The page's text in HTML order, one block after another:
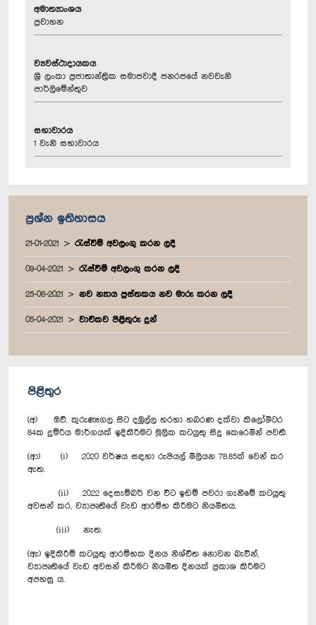
අමාත්‍යාංශය
ප්‍රවාහන
ව්‍යවස්ථාදායකය
ශ්‍රී ලංකා ප්‍රජාතාන්ත්‍රික සමාජවාදී ජනරජයේ නවවැනි
පාර්ලිමේන්තුව
සභාවාරය
1 වැනි සභාවාරය
ප්‍රශ්න ඉතිහාසය
21-01-2021 රැස්වීම් අවලංගු කරන ලදී
09-04-2021 රැස්වීම් අවලංගු කරන ලදී
25-06-2021 නව න්‍යාය පුස්තකය නව මාරු කරන ලදී
05-04-2021 වාචිකව පිළිතුරු දුන්
පිළිතුර
(අ) ඔව්. කුරුණෑගල සිට දඹුල්ල හරහා හබරණ දක්වා කිලෝමීටර
84ක දුම්රිය මාර්ගයක් ඉදිකිරීමට මූලික කටයුතු සිදු කෙරෙමින් පවතී.
(ආ) (i) 2020 වර්ෂය සඳහා රුපියල් මිලියන 78.85ක් වෙන් කර
ඇත.
(ii) 2022 දෙසැම්බර් වන විට ඉඩම් පවරා ගැනීමේ කටයුතු
අවසන් කර, ව්‍යාපෘතියේ වැඩ ආරම්භ කිරීමට නියමිතය.
(iii) නැත.
(ඇ) ඉදිකිරීම් කටයුතු ආරම්භක දිනය නිශ්චිත නොවන බැවින්,
ව්‍යාපෘතියේ වැඩ අවසන් කිරීමට නියමිත දිනයක් ප්‍රකාශ කිරීමට
අපහසු ය.